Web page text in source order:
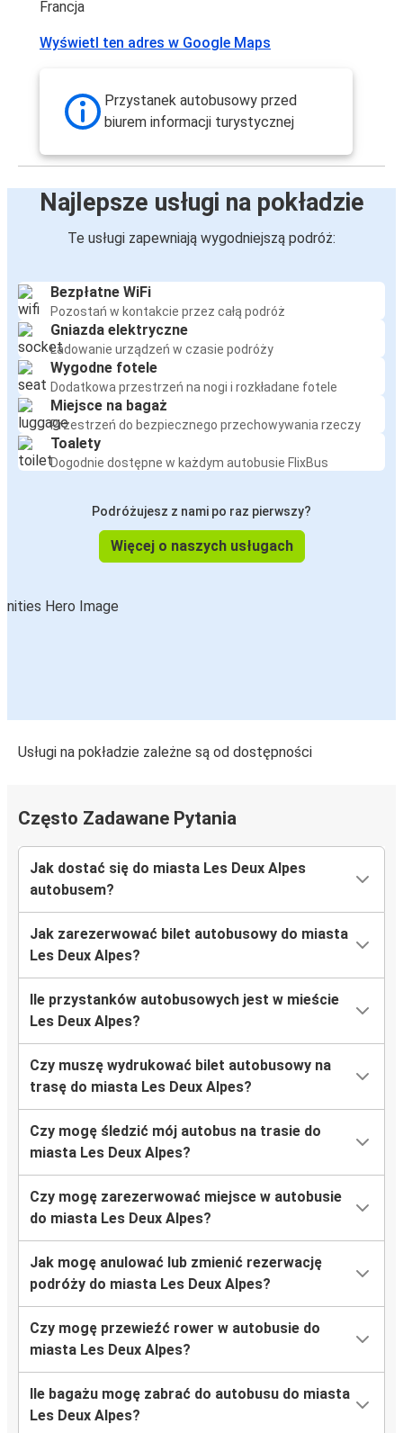
Francja
Wyświetl ten adres w Google Maps
Przystanek autobusowy przed
biurem informacji turystycznej
Najlepsze usługi na pokładzie
Te usługi zapewniają wygodniejszą podróż:
Bezpłatne WiFi
Pozostań w kontakcie przez całą podróż
Gniazda elektryczne
Ładowanie urządzeń w czasie podróży
Wygodne fotele
Dodatkowa przestrzeń na nogi i rozkładane fotele
Miejsce na bagaż
Przestrzeń do bezpiecznego przechowywania rzeczy
Toalety
Dogodnie dostępne w każdym autobusie FlixBus
Podróżujesz z nami po raz pierwszy?
Więcej o naszych usługach
Usługi na pokładzie zależne są od dostępności
Często Zadawane Pytania
Jak dostać się do miasta Les Deux Alpes
autobusem?
Jak zarezerwować bilet autobusowy do miasta
Les Deux Alpes?
Ile przystanków autobusowych jest w mieście
Les Deux Alpes?
Czy muszę wydrukować bilet autobusowy na
trasę do miasta Les Deux Alpes?
Czy mogę śledzić mój autobus na trasie do
miasta Les Deux Alpes?
Czy mogę zarezerwować miejsce w autobusie
do miasta Les Deux Alpes?
Jak mogę anulować lub zmienić rezerwację
podróży do miasta Les Deux Alpes?
Czy mogę przewieźć rower w autobusie do
miasta Les Deux Alpes?
Ile bagażu mogę zabrać do autobusu do miasta
Les Deux Alpes?